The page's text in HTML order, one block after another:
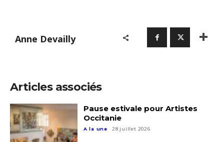
Anne Devailly
Articles associés
Pause estivale pour Artistes
Occitanie
A la une 28 juillet 2026